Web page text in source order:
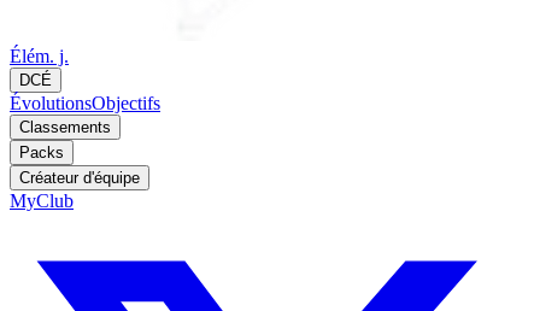
Élém. j.
DCÉ
ÉvolutionsObjectifs
Classements
Packs
Créateur d'équipe
MyClub